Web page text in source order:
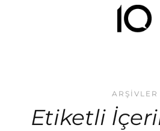
ARŞIVLER
Etiketli